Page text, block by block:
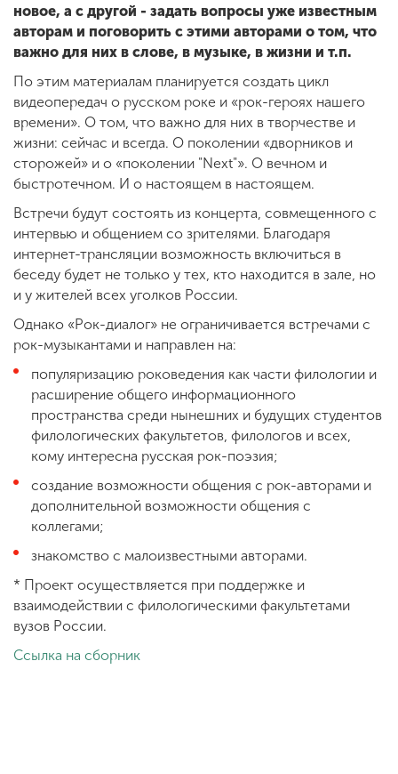
новое, а с другой - задать вопросы уже известным
авторам и поговорить с этими авторами о том, что
важно для них в слове, в музыке, в жизни и т.п.
По этим материалам планируется создать цикл
видеопередач о русском роке и «рок-героях нашего
времени». О том, что важно для них в творчестве и
жизни: сейчас и всегда. О поколении «дворников и
сторожей» и о «поколении "Next"». О вечном и
быстротечном. И о настоящем в настоящем.
Встречи будут состоять из концерта, совмещенного с
интервью и общением со зрителями. Благодаря
интернет-трансляции возможность включиться в
беседу будет не только у тех, кто находится в зале, но
и у жителей всех уголков России.
Однако «Рок-диалог» не ограничивается встречами с
рок-музыкантами и направлен на:
популяризацию роковедения как части филологии и
расширение общего информационного
пространства среди нынешних и будущих студентов
филологических факультетов, филологов и всех,
кому интересна русская рок-поэзия;
создание возможности общения с рок-авторами и
дополнительной возможности общения с
коллегами;
знакомство с малоизвестными авторами.
* Проект осуществляется при поддержке и
взаимодействии с филологическими факультетами
вузов России.
Ссылка на сборник